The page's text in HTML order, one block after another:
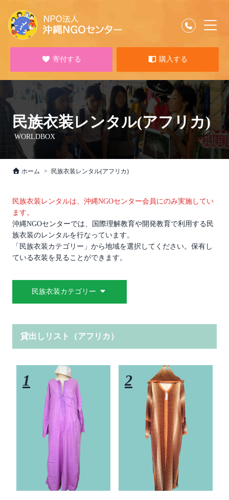
寄付する 購入する
民族衣装レンタル(アフリカ)
WORLDBOX
ホーム 民族衣装レンタル(アフリカ)
民族衣装レンタルは、沖縄NGOセンター会員にのみ実施してい
ます。
沖縄NGOセンターでは、国際理解教育や開発教育で利用する民
族衣装のレンタルを行なっています。
「民族衣装カテゴリー」から地域を選択してください。保有し
ている衣装を見ることができます。
民族衣装カテゴリー
貸出しリスト（アフリカ）
1 2